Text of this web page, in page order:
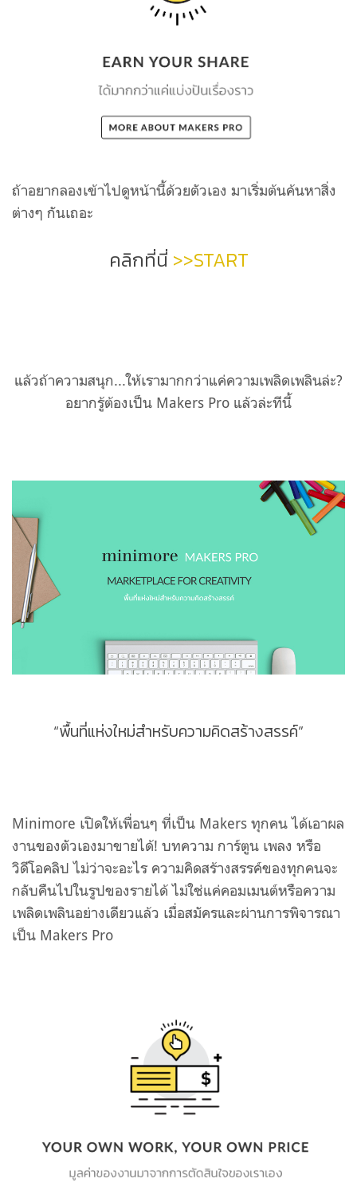
ถ้าอยากลองเข้าไปดูหน้านี้ด้วยตัวเอง มาเริ่มต้นค้นหาสิ่ง
ต่างๆ กันเถอะ
คลิกที่นี่ >>START
แล้วถ้าความสนุก...ให้เรามากกว่าแค่ความเพลิดเพลินล่ะ?
อยากรู้ต้องเป็น Makers Pro แล้วล่ะทีนี้
“พื้นที่แห่งใหม่สำหรับความคิดสร้างสรรค์”
Minimore เปิดให้เพื่อนๆ ที่เป็น Makers ทุกคน ได้เอาผล
งานของตัวเองมาขายได้! บทความ การ์ตูน เพลง หรือ
วิดีโอคลิป ไม่ว่าจะอะไร ความคิดสร้างสรรค์ของทุกคนจะ
กลับคืนไปในรูปของรายได้ ไม่ใช่แค่คอมเมนต์หรือความ
เพลิดเพลินอย่างเดียวแล้ว เมื่อสมัครและผ่านการพิจารณา
เป็น Makers Pro